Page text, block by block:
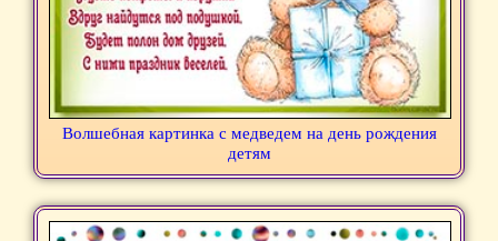
Волшебная картинка с медведем на день рождения
детям